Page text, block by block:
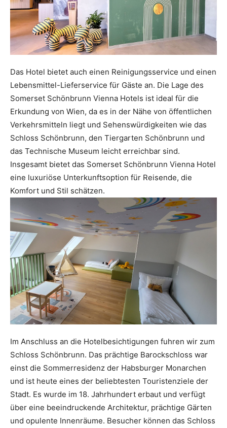
Das Hotel bietet auch einen Reinigungsservice und einen
Lebensmittel-Lieferservice für Gäste an. Die Lage des
Somerset Schönbrunn Vienna Hotels ist ideal für die
Erkundung von Wien, da es in der Nähe von öffentlichen
Verkehrsmitteln liegt und Sehenswürdigkeiten wie das
Schloss Schönbrunn, den Tiergarten Schönbrunn und
das Technische Museum leicht erreichbar sind.
Insgesamt bietet das Somerset Schönbrunn Vienna Hotel
eine luxuriöse Unterkunftsoption für Reisende, die
Komfort und Stil schätzen.
Im Anschluss an die Hotelbesichtigungen fuhren wir zum
Schloss Schönbrunn. Das prächtige Barockschloss war
einst die Sommerresidenz der Habsburger Monarchen
und ist heute eines der beliebtesten Touristenziele der
Stadt. Es wurde im 18. Jahrhundert erbaut und verfügt
über eine beeindruckende Architektur, prächtige Gärten
und opulente Innenräume. Besucher können das Schloss